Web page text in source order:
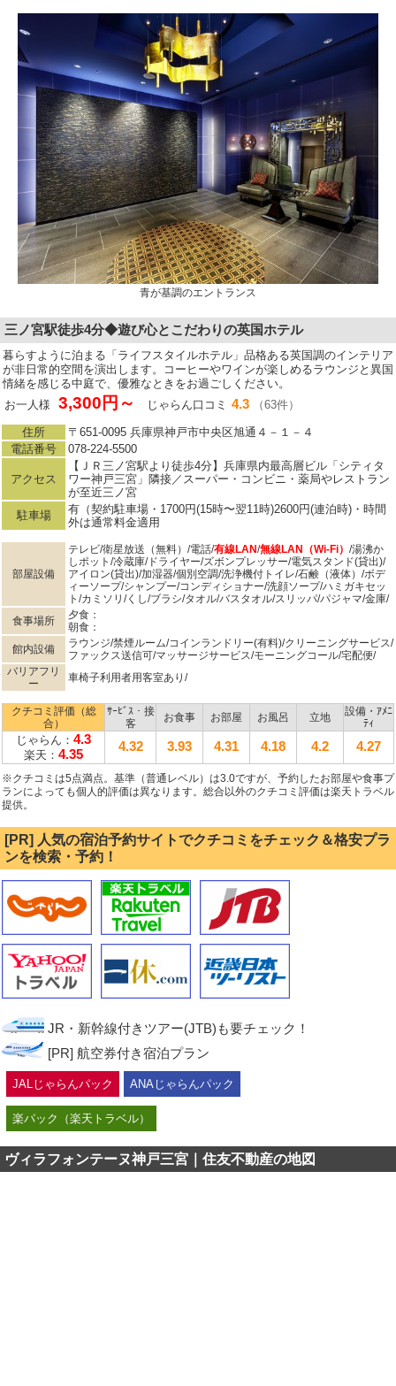
青が基調のエントランス
三ノ宮駅徒歩4分◆遊び心とこだわりの英国ホテル
暮らすように泊まる「ライフスタイルホテル」品格ある英国調のインテリア
が非日常的空間を演出します。コーヒーやワインが楽しめるラウンジと異国
情緒を感じる中庭で、優雅なときをお過ごしください。
お一人様
3,300円～ じゃらん口コミ 4.3 （63件）
住所
〒651-0095 兵庫県神戸市中央区旭通４－１－４
電話番号
078-224-5500
アクセス
【ＪＲ三ノ宮駅より徒歩4分】兵庫県内最高層ビル「シティタ
ワー神戸三宮」隣接／スーパー・コンビニ・薬局やレストラン
が至近三ノ宮
駐車場
有（契約駐車場・1700円(15時〜翌11時)2600円(連泊時)・時間
外は通常料金適用
部屋設備
テレビ/衛星放送（無料）/電話/有線LAN/無線LAN（Wi-Fi） /湯沸か
しポット/冷蔵庫/ドライヤー/ズボンプレッサー/電気スタンド(貸出)/
アイロン(貸出)/加湿器/個別空調/洗浄機付トイレ/石鹸（液体）/ボデ
ィーソープ/シャンプー/コンディショナー/洗顔ソープ/ハミガキセッ
ト/カミソリ/くし/ブラシ/タオル/バスタオル/スリッパ/パジャマ/金庫/
食事場所
夕食：
朝食：
館内設備
ラウンジ/禁煙ルーム/コインランドリー(有料)/クリーニングサービス/
ファックス送信可/マッサージサービス/モーニングコール/宅配便/
バリアフリ
ー
車椅子利用者用客室あり/
クチコミ評価（総
合）
ｻｰﾋﾞｽ・接
客
お食事 お部屋 お風呂 立地
設備・ｱﾒﾆ
ﾃｨ
じゃらん： 4.3
楽天： 4.35
4.32 3.93 4.31 4.18 4.2 4.27
※クチコミは5点満点。基準（普通レベル）は3.0ですが、予約したお部屋や食事プ
ランによっても個人的評価は異なります。総合以外のクチコミ評価は楽天トラベル
提供。
[PR] 人気の宿泊予約サイトでクチコミをチェック＆格安プラ
ンを検索・予約！
JR・新幹線付きツアー(JTB)も要チェック！
[PR] 航空券付き宿泊プラン
JALじゃらんパック ANAじゃらんパック
楽パック（楽天トラベル）
ヴィラフォンテーヌ神戸三宮｜住友不動産の地図